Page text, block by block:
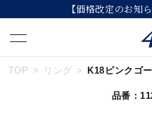
【価格改定のお知
TOP リング K18ピンクゴ
品番：